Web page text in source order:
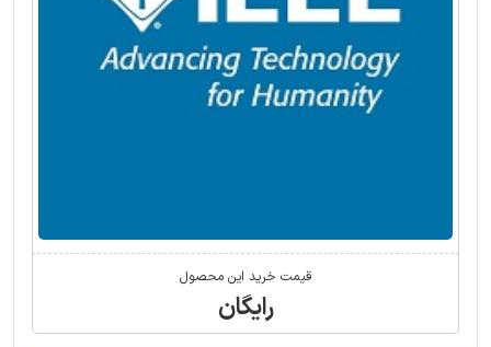
قیمت خرید این محصول
رایگان